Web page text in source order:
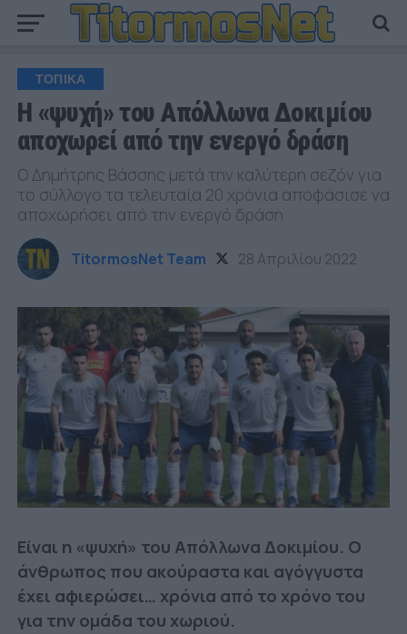
ΤΟΠΙΚΑ
Η «ψυχή» του Απόλλωνα Δοκιμίου
αποχωρεί από την ενεργό δράση
Ο Δημήτρης Βάσσης μετά την καλύτερη σεζόν για
το σύλλογο τα τελευταία 20 χρόνια αποφάσισε να
αποχωρήσει από την ενεργό δράση
TitormosNet Team 28 Απριλίου 2022
Είναι η «ψυχή» του Απόλλωνα Δοκιμίου. Ο
άνθρωπος που ακούραστα και αγόγγυστα
έχει αφιερώσει… χρόνια από το χρόνο του
για την ομάδα του χωριού.